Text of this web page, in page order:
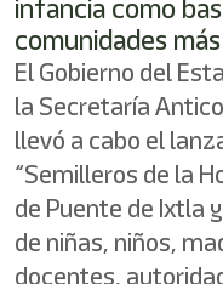
infancia como
comunidades
El Gobierno del
la Secretaría
llevó a cabo el
“Semilleros de la
de Puente de Ixtla
de niñas, niños,
docentes,